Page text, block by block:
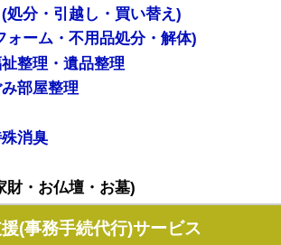
処分・引越し・買い替え)
ォーム・不用品処分・解体)
整理・遺品整理
部屋整理
消臭
財・お仏壇・お墓)
(事務手続代行)サービス